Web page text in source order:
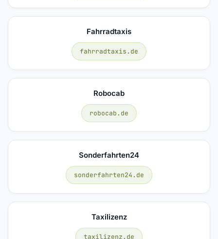
Fahrradtaxis
fahrradtaxis.de
Robocab
robocab.de
Sonderfahrten24
sonderfahrten24.de
Taxilizenz
taxilizenz.de